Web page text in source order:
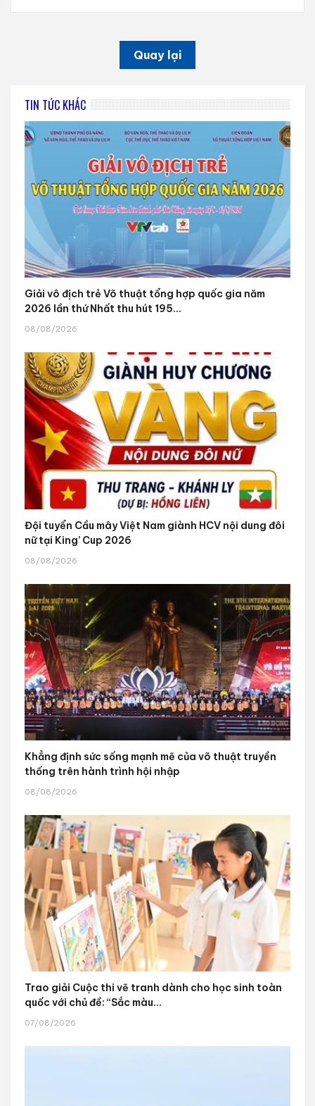
Quay lại
TIN TỨC KHÁC
Giải vô địch trẻ Võ thuật tổng hợp quốc gia năm
2026 lần thứ Nhất thu hút 195...
08/08/2026
Đội tuyển Cầu mây Việt Nam giành HCV nội dung đôi
nữ tại King’ Cup 2026
08/08/2026
Khẳng định sức sống mạnh mẽ của võ thuật truyền
thống trên hành trình hội nhập
08/08/2026
Trao giải Cuộc thi vẽ tranh dành cho học sinh toàn
quốc với chủ đề: “Sắc màu...
07/08/2026